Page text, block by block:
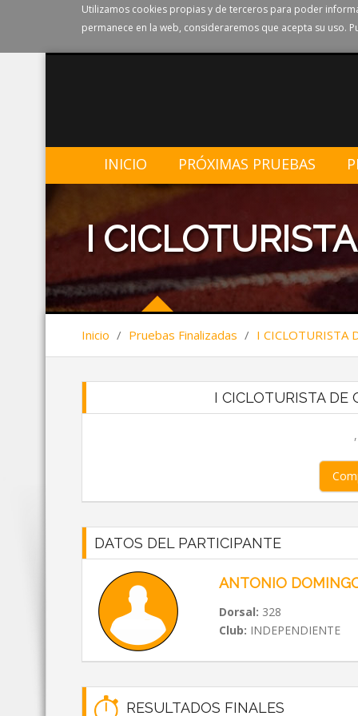
Utilizamos cookies propias y de terceros para poder
permanece en la web, consideraremos que acepta su
INICIO PRÓXIMAS PRUEBAS
I
Inicio / Pruebas Finalizadas / I CICLOTURISTA
I CICLOTURISTA DE
DATOS DEL PARTICIPANTE
ANTONIO
Dorsal: 328
Club: INDEPENDIENTE
RESULTADOS FINALES